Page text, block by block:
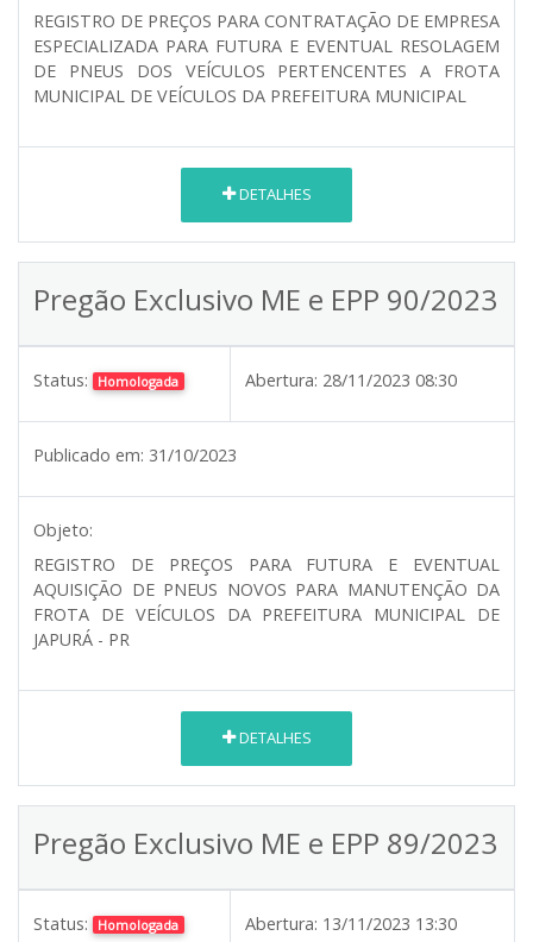
REGISTRO DE PREÇOS PARA CONTRATAÇÃO DE EMPRESA
ESPECIALIZADA PARA FUTURA E EVENTUAL RESOLAGEM
DE PNEUS DOS VEÍCULOS PERTENCENTES A FROTA
MUNICIPAL DE VEÍCULOS DA PREFEITURA MUNICIPAL
DETALHES
Pregão Exclusivo ME e EPP 90/2023
Status: Homologada Abertura: 28/11/2023 08:30
Publicado em: 31/10/2023
Objeto:
REGISTRO DE PREÇOS PARA FUTURA E EVENTUAL
AQUISIÇÃO DE PNEUS NOVOS PARA MANUTENÇÃO DA
FROTA DE VEÍCULOS DA PREFEITURA MUNICIPAL DE
JAPURÁ - PR
DETALHES
Pregão Exclusivo ME e EPP 89/2023
Status: Homologada Abertura: 13/11/2023 13:30